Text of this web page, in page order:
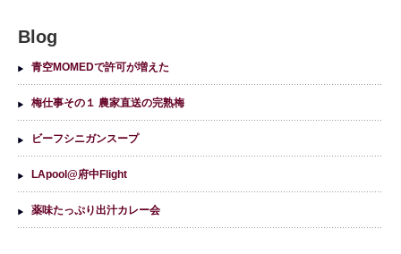
Blog
青空MOMEDで許可が増えた
梅仕事その１ 農家直送の完熟梅
ビーフシニガンスープ
LApool@府中Flight
薬味たっぷり出汁カレー会